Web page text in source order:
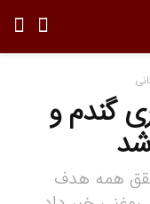
گندم و
همه هدف